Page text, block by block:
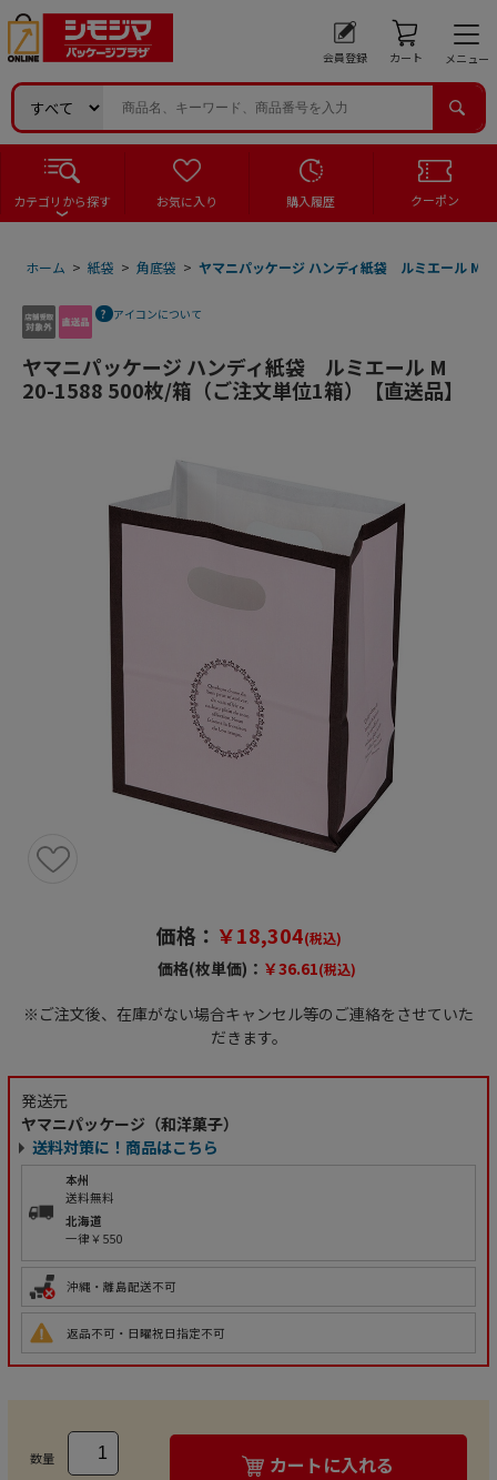
会員登録 カート メニュー
カテゴリから探す お気に入り 購入履歴 クーポン
ホーム > 紙袋 > 角底袋 > ヤマニパッケージ ハンディ紙袋 ルミエール M
アイコンについて
ヤマニパッケージ ハンディ紙袋 ルミエール M
20-1588 500枚/箱（ご注文単位1箱）【直送品】
価格： ￥18,304(税込)
価格(枚単価)： ￥36.61(税込)
※ご注文後、在庫がない場合キャンセル等のご連絡をさせていた
だきます。
発送元
ヤマニパッケージ（和洋菓子）
送料対策に！商品はこちら
本州
送料無料
北海道
一律￥550
沖縄・離島配送不可
返品不可・日曜祝日指定不可
数量 カートに入れる